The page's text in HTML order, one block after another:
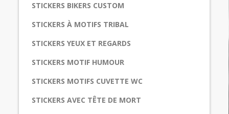
STICKERS BIKERS CUSTOM
STICKERS À MOTIFS TRIBAL
STICKERS YEUX ET REGARDS
STICKERS MOTIF HUMOUR
STICKERS MOTIFS CUVETTE WC
STICKERS AVEC TÊTE DE MORT